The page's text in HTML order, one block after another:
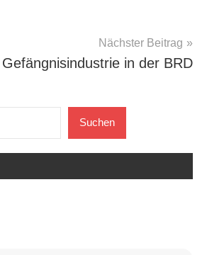
Nächster Beitrag
Gefängnisindustrie in der BRD
Suchen